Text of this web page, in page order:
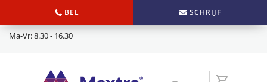
BEL SCHRIJF
Ma-Vr: 8.30 - 16.30